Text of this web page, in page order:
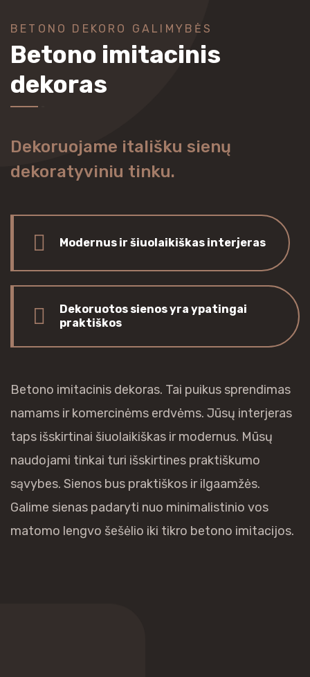
BETONO DEKORO GALIMYBĖS
Betono imitacinis
dekoras
Dekoruojame itališku sienų
dekoratyviniu tinku.
Modernus ir šiuolaikiškas interjeras
Dekoruotos sienos yra ypatingai
praktiškos
Betono imitacinis dekoras. Tai puikus sprendimas
namams ir komercinėms erdvėms. Jūsų interjeras
taps išskirtinai šiuolaikiškas ir modernus. Mūsų
naudojami tinkai turi išskirtines praktiškumo
sąvybes. Sienos bus praktiškos ir ilgaamžės.
Galime sienas padaryti nuo minimalistinio vos
matomo lengvo šešėlio iki tikro betono imitacijos.